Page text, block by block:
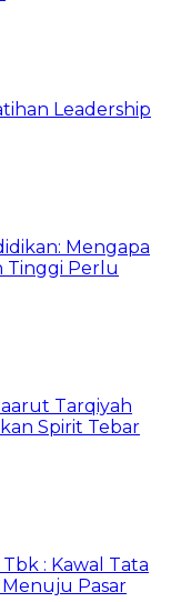
Leadership
Mengapa
Tinggi Perlu
Tarqiyah
Spirit Tebar
: Kawal Tata
Pasar